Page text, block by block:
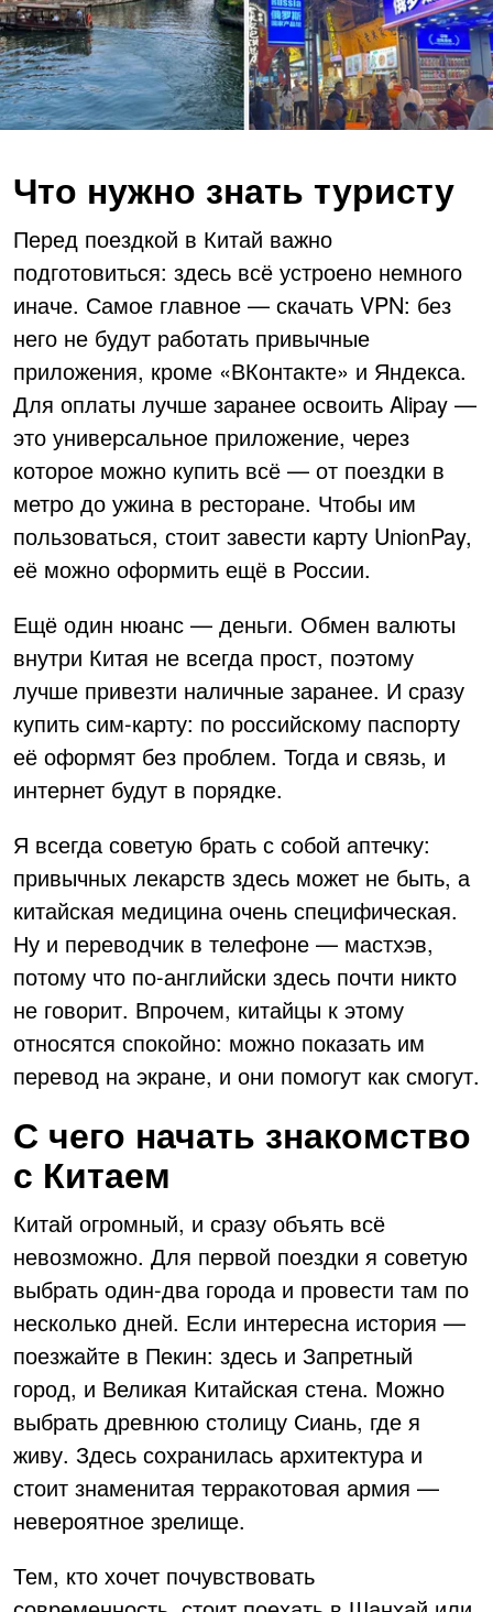
Что нужно знать туристу
Перед поездкой в Китай важно
подготовиться: здесь всё устроено немного
иначе. Самое главное — скачать VPN: без
него не будут работать привычные
приложения, кроме «ВКонтакте» и Яндекса.
Для оплаты лучше заранее освоить Alipay —
это универсальное приложение, через
которое можно купить всё — от поездки в
метро до ужина в ресторане. Чтобы им
пользоваться, стоит завести карту UnionPay,
её можно оформить ещё в России.
Ещё один нюанс — деньги. Обмен валюты
внутри Китая не всегда прост, поэтому
лучше привезти наличные заранее. И сразу
купить сим-карту: по российскому паспорту
её оформят без проблем. Тогда и связь, и
интернет будут в порядке.
Я всегда советую брать с собой аптечку:
привычных лекарств здесь может не быть, а
китайская медицина очень специфическая.
Ну и переводчик в телефоне — мастхэв,
потому что по-английски здесь почти никто
не говорит. Впрочем, китайцы к этому
относятся спокойно: можно показать им
перевод на экране, и они помогут как смогут.
С чего начать знакомство
с Китаем
Китай огромный, и сразу объять всё
невозможно. Для первой поездки я советую
выбрать один-два города и провести там по
несколько дней. Если интересна история —
поезжайте в Пекин: здесь и Запретный
город, и Великая Китайская стена. Можно
выбрать древнюю столицу Сиань, где я
живу. Здесь сохранилась архитектура и
стоит знаменитая терракотовая армия —
невероятное зрелище.
Тем, кто хочет почувствовать